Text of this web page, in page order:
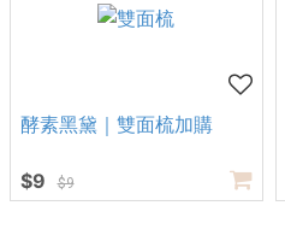
酵素黑黛｜雙面梳加購
$9 $9